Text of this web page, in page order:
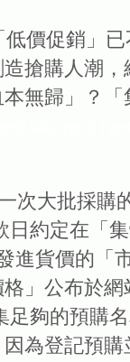
價促銷」已
搶購人潮，
無歸」？「
次大批採購
日約定在「
進貨價的「
」公布於網
足夠的預購
為登記預購